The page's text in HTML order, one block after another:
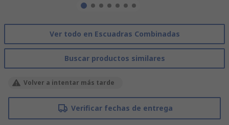
Ver todo en Escuadras Combinadas
Buscar productos similares
Volver a intentar más tarde
Verificar fechas de entrega